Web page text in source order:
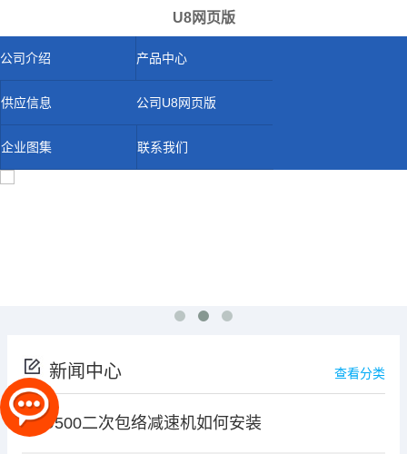
U8网页版
公司介绍 产品中心
供应信息 公司U8网页版
企业图集 联系我们
新闻中心 查看分类
TPU500二次包络减速机如何安装